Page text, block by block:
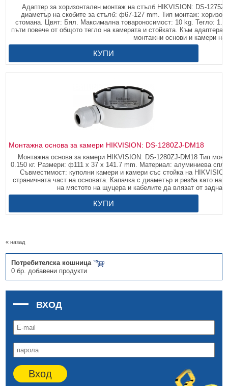
Адаптер за хоризонтален монтаж на стълб HIKVISION: DS-
диаметър на скобите за стълб: ф67-127 mm. Тип монтаж:
стомана. Цвят: Бял. Максимална товароносимост: 10 kg. Тегло:
пъти повече от общото тегло на камерата и стойката. Към
монтажни основи и камери
КУПИ
Монтажна основа за камери HIKVISION: DS-1280ZJ-DM18
Монтажна основа за камери HIKVISION: DS-1280ZJ-DM18 Тип
0.150 кг. Размери: ф111 x 37 x 141.7 mm. Материал: алуминиева
Съвместимост: куполни камери и камери със стойка на
страничната част на основата. Капачка с диаметър и резба като
на мястото на щуцера и кабелите да влязат от
КУПИ
« назад
Потребителска кошница
0 бр. добавени продукти
ВХОД
Вход